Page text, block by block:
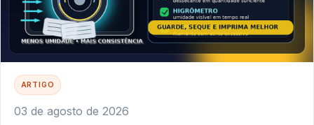
ARTIGO
03 de agosto de 2026